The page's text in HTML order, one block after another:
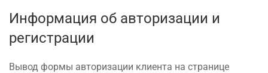
Информация об авторизации и
регистрации
Вывод формы авторизации клиента на странице